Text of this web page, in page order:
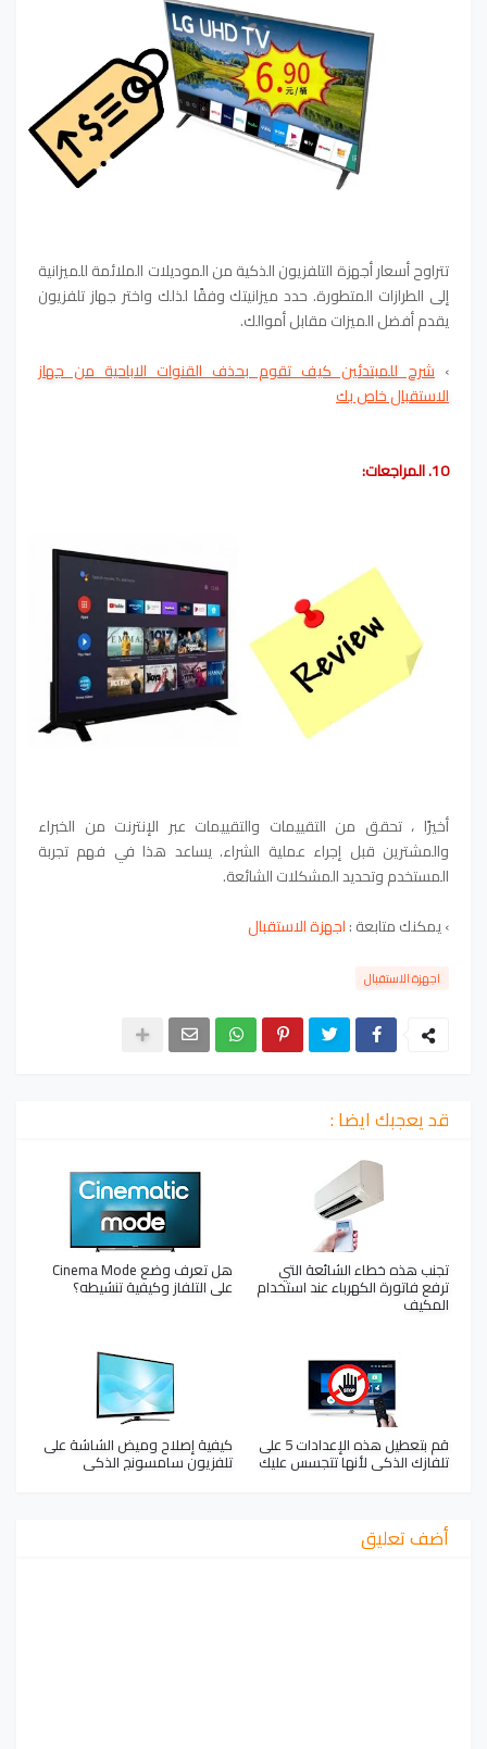
تتراوح أسعار أجهزة التلفزيون الذكية من الموديلات الملائمة للميزانية
إلى الطرازات المتطورة. حدد ميزانيتك وفقًا لذلك واختر جهاز تلفزيون
يقدم أفضل الميزات مقابل أموالك.
› شرح للمبتدئين كيف تقوم بحذف القنوات الاباحية من جهاز
الاستقبال خاص بك
10. المراجعات:
أخيرًا ، تحقق من التقييمات والتقييمات عبر الإنترنت من الخبراء
والمشترين قبل إجراء عملية الشراء. يساعد هذا في فهم تجربة
المستخدم وتحديد المشكلات الشائعة.
› يمكنك متابعة :اجهزة الاستقبال
اجهزة الاستقبال
قد يعجبك ايضا :
تجنب هذه خطاء الشائعة التي
ترفع فاتورة الكهرباء عند استخدام
المكيف
هل تعرف وضع Cinema Mode
على التلفاز وكيفية تنشيطه؟
قم بتعطيل هذه الإعدادات 5 على
تلفازك الذكي لأنها تتجسس عليك
كيفية إصلاح وميض الشاشة على
تلفزيون سامسونج الذكي
أضف تعليق